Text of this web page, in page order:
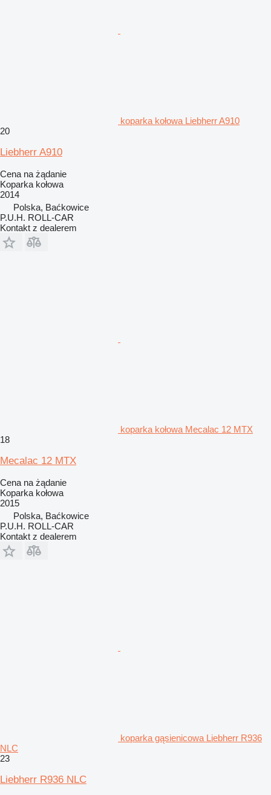
koparka kołowa Liebherr A910
20
Liebherr A910
Cena na żądanie
Koparka kołowa
2014
Polska, Baćkowice
P.U.H. ROLL-CAR
Kontakt z dealerem
koparka kołowa Mecalac 12 MTX
18
Mecalac 12 MTX
Cena na żądanie
Koparka kołowa
2015
Polska, Baćkowice
P.U.H. ROLL-CAR
Kontakt z dealerem
koparka gąsienicowa Liebherr R936
NLC
23
Liebherr R936 NLC